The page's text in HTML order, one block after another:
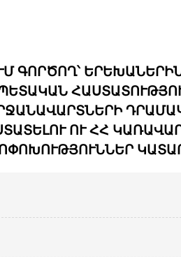
ԳՈՐԾՈՂ՝
ՈՒ ՀՀ